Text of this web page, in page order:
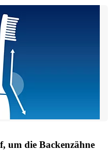
um die Backenzähne